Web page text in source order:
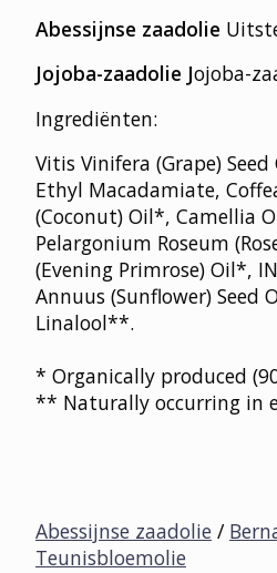
Abessijnse zaadolie
Jojoba-zaadolie Jojoba-
Ingrediënten:
Vitis Vinifera (Grape)
Ethyl Macadamiate,
(Coconut) Oil*, Camellia
Pelargonium Roseum
(Evening Primrose) Oil*,
Annuus (Sunflower)
Linalool**.
* Organically produced
** Naturally occurring in
Abessijnse zaadolie /
Teunisbloemolie